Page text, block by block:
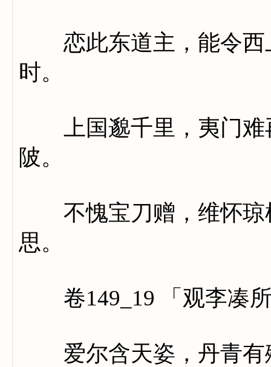
恋此东道主，能令西
时。
上国邈千里，夷门难
陂。
不愧宝刀赠，维怀琼
思。
卷149_19 「观李凑所
爱尔含天姿，丹青有